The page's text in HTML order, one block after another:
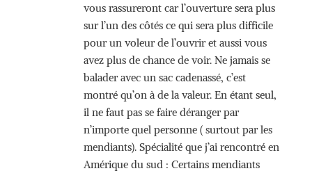
vous rassureront car l’ouverture sera plus
sur l’un des côtés ce qui sera plus difficile
pour un voleur de l’ouvrir et aussi vous
avez plus de chance de voir. Ne jamais se
balader avec un sac cadenassé, c’est
montré qu’on à de la valeur. En étant seul,
il ne faut pas se faire déranger par
n’importe quel personne ( surtout par les
mendiants). Spécialité que j’ai rencontré en
Amérique du sud : Certains mendiants